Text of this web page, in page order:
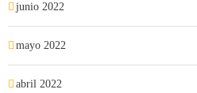
junio 2022
mayo 2022
abril 2022